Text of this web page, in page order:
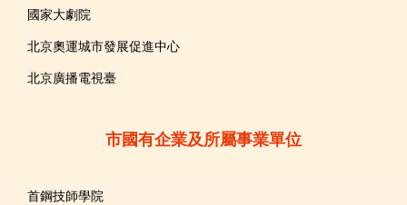
國家大劇院
北京奧運城市發展促進中心
北京廣播電視臺
市國有企業及所屬事業單位
首鋼技師學院